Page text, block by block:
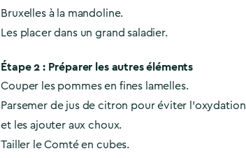
Bruxelles à la mandoline.
Les placer dans un grand saladier.
Étape 2 : Préparer les autres éléments
Couper les pommes en fines lamelles.
Parsemer de jus de citron pour éviter l’oxydation
et les ajouter aux choux.
Tailler le Comté en cubes.